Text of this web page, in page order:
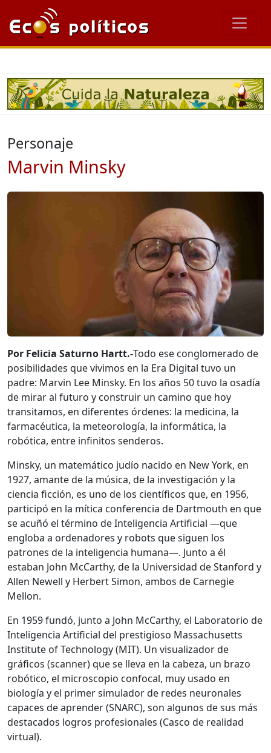
Personaje
Marvin Minsky
Por Felicia Saturno Hartt.-Todo ese conglomerado de
posibilidades que vivimos en la Era Digital tuvo un
padre: Marvin Lee Minsky. En los años 50 tuvo la osadía
de mirar al futuro y construir un camino que hoy
transitamos, en diferentes órdenes: la medicina, la
farmacéutica, la meteorología, la informática, la
robótica, entre infinitos senderos.
Minsky, un matemático judío nacido en New York, en
1927, amante de la música, de la investigación y la
ciencia ficción, es uno de los científicos que, en 1956,
participó en la mítica conferencia de Dartmouth en que
se acuñó el término de Inteligencia Artificial —que
engloba a ordenadores y robots que siguen los
patrones de la inteligencia humana—. Junto a él
estaban John McCarthy, de la Universidad de Stanford y
Allen Newell y Herbert Simon, ambos de Carnegie
Mellon.
En 1959 fundó, junto a John McCarthy, el Laboratorio de
Inteligencia Artificial del prestigioso Massachusetts
Institute of Technology (MIT). Un visualizador de
gráficos (scanner) que se lleva en la cabeza, un brazo
robótico, el microscopio confocal, muy usado en
biología y el primer simulador de redes neuronales
capaces de aprender (SNARC), son algunos de sus más
destacados logros profesionales (Casco de realidad
virtual).